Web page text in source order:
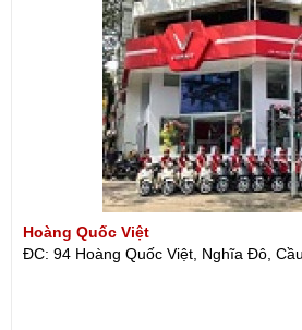
Hoàng Quốc Việt
ĐC: 94 Hoàng Quốc Việt, Nghĩa Đô,